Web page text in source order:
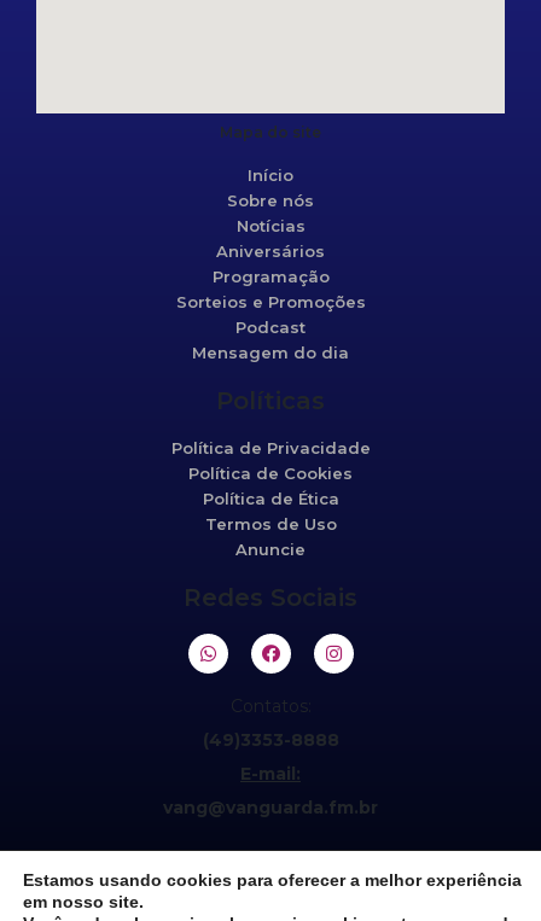
Mapa do site
Início
Sobre nós
Notícias
Aniversários
Programação
Sorteios e Promoções
Podcast
Mensagem do dia
Políticas
Política de Privacidade
Política de Cookies
Política de Ética
Termos de Uso
Anuncie
Redes Sociais
Contatos:
(49)3353-8888
E-mail:
vang@vanguarda.fm.br
Estamos usando cookies para oferecer a melhor experiência
em nosso site.